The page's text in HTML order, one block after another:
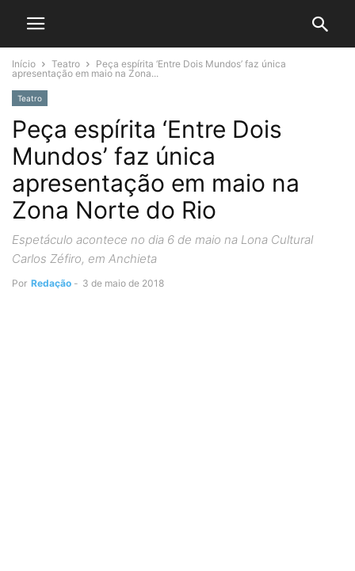
Início Teatro
Peça espírita ‘Entre Dois Mundos’ faz única
apresentação em maio na Zona...
Teatro
Peça espírita ‘Entre Dois
Mundos’ faz única
apresentação em maio na
Zona Norte do Rio
Espetáculo acontece no dia 6 de maio na Lona Cultural
Carlos Zéfiro, em Anchieta
Por Redação - 3 de maio de 2018